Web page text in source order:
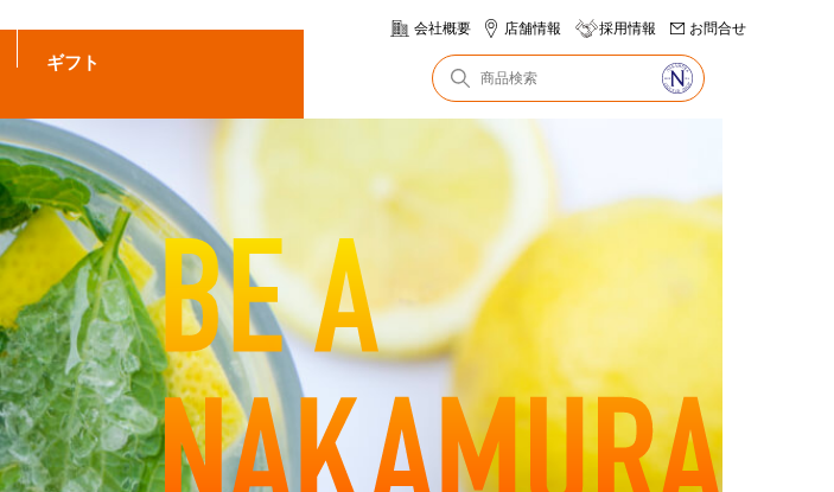
ギフト
会社概要 店舗情報 採用情報 お問合せ